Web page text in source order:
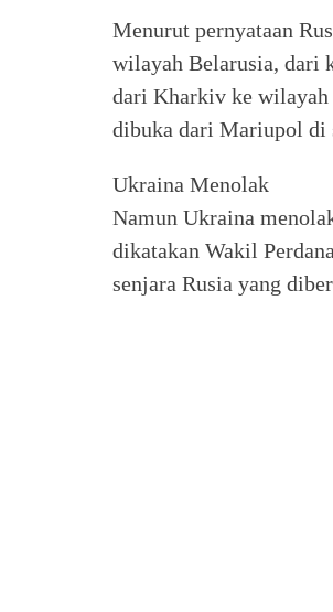
Menurut pernyataan
wilayah Belarusia, dari
dari Kharkiv ke wilayah
dibuka dari Mariupol di
Ukraina Menolak
Namun Ukraina
dikatakan Wakil
senjara Rusia yang